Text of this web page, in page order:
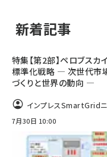
新着記事
特集【第2部】ペロブス
標準化戦略 ― 次世代市
づくりと世界の動向 ―
インプレスSmartGrid
7月30日 10:00